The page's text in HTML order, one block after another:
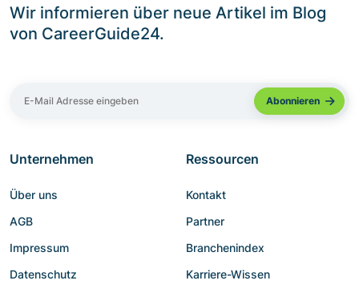
Wir informieren über neue Artikel im Blog
von CareerGuide24.
Unternehmen
Über uns
AGB
Impressum
Datenschutz
Ressourcen
Kontakt
Partner
Branchenindex
Karriere-Wissen